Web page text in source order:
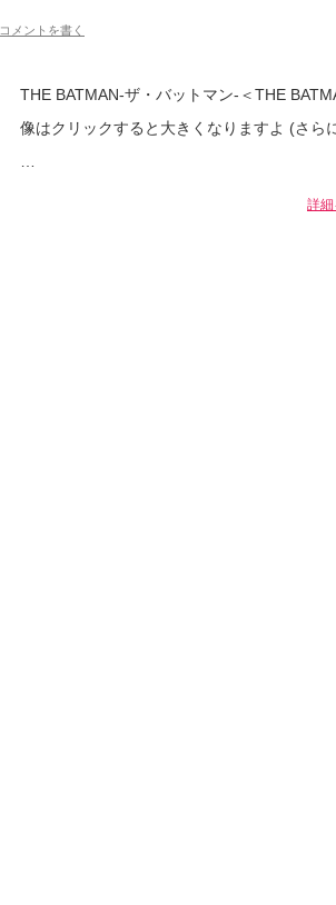
コメントを書く
THE BATMAN-ザ・バットマン-＜THE
像はクリックすると大きくなりますよ (さら
詳細